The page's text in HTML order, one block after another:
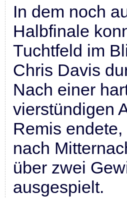
In dem noch
Halbfinale
Tuchtfeld im
Chris Davis
Nach einer
vierstündigen
Remis
nach
über zwei
ausgespielt.